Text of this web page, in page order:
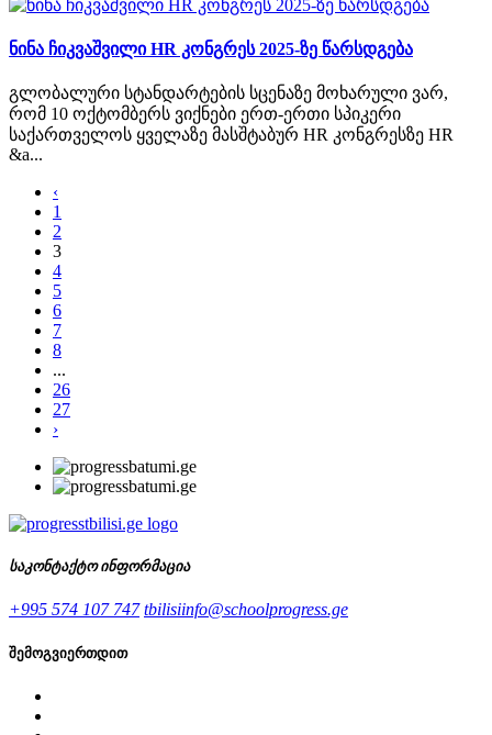
ნინა ჩიკვაშვილი HR კონგრეს 2025-ზე წარსდგება
გლობალური სტანდარტების სცენაზე მოხარული ვარ,
რომ 10 ოქტომბერს ვიქნები ერთ-ერთი სპიკერი
საქართველოს ყველაზე მასშტაბურ HR კონგრესზე HR
&a...
‹
1
2
3
4
5
6
7
8
...
26
27
›
საკონტაქტო ინფორმაცია
+995 574 107 747 tbilisiinfo@schoolprogress.ge
შემოგვიერთდით